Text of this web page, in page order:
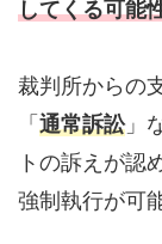
してくる可能
裁判所からの
「 通常訴訟」
トの訴えが認
強制執行が可